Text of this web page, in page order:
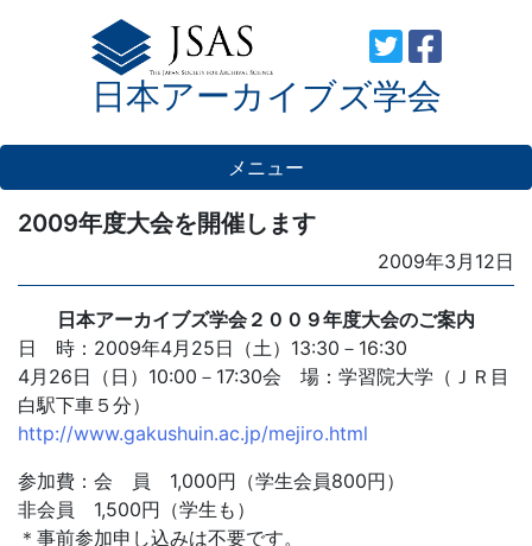
日本アーカイブズ学会
メニュー
2009年度大会を開催します
Posted
on
2009年3月12日
日本アーカイブズ学会２００９年度大会のご案内
日 時：2009年4月25日（土）13:30－16:30
4月26日（日）10:00－17:30会 場：学習院大学（ＪＲ目
白駅下車５分）
http://www.gakushuin.ac.jp/mejiro.html
参加費：会 員 1,000円（学生会員800円）
非会員 1,500円（学生も）
＊事前参加申し込みは不要です。